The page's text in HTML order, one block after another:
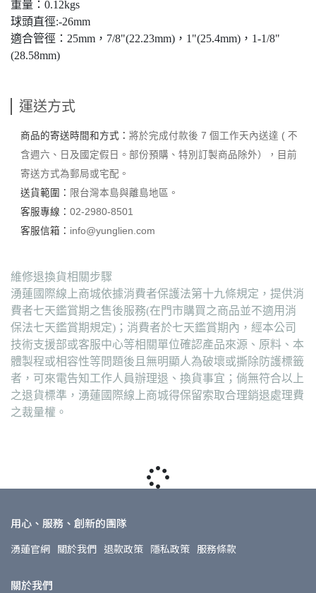
重量：0.12kgs
球頭直徑:-26mm
適合管徑：25mm，7/8"(22.23mm)，1"(25.4mm)，1-1/8"
(28.58mm)
運送方式
商品的寄送時間和方式： 將於完成付款後 7 個工作天內送達 ( 不
含週六、日及國定假日。部份預購、特別訂製商品除外），目前
寄送方式為郵局或宅配。
送貨範圍： 限台灣本島與離島地區。
客服專線： 02-2980-8501
客服信箱： info@yunglien.com
維修退換貨相關步驟
湧蓮國際線上商城依據消費者保護法第十九條規定，提供消
費者七天鑑賞期之售後服務(在門市購買之商品並不適用消
保法七天鑑賞期規定)；消費者於七天鑑賞期內，經本公司
技術支援部或客服中心等相關單位確認產品來源、原料、本
體製程或相容性等問題後且無明顯人為破壞或撕除防護標籤
者，可來電告知工作人員辦理退、換貨事宜；倘無符合以上
之退貨標準，湧蓮國際線上商城得保留索取合理銷退處理費
之裁量權。
用心、服務、創新的團隊
湧蓮官網 關於我們 退款政策 隱私政策 服務條款
關於我們